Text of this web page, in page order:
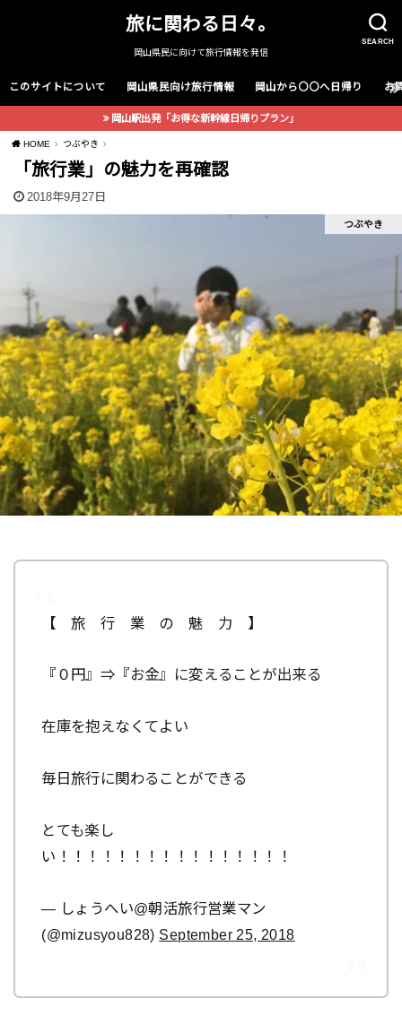
SEARCH
旅に関わる日々。
岡山県民に向けて旅行情報を発信
このサイトについて 岡山県民向け旅行情報 岡山から〇〇へ日帰り お
岡山駅出発「お得な新幹線日帰りプラン」
HOME つぶやき
「旅行業」の魅力を再確認
2018年9月27日
つぶやき
【 旅 行 業 の 魅 力 】
『０円』⇒『お金』に変えることが出来る
在庫を抱えなくてよい
毎日旅行に関わることができる
とても楽し
い！！！！！！！！！！！！！！！！
— しょうへい@朝活旅行営業マン
(@mizusyou828) September 25, 2018